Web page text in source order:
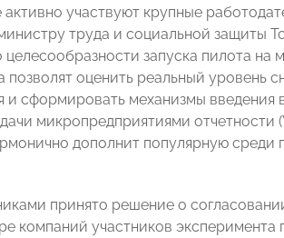
участвуют крупные
труда и социальной
запуска пилота на
позволят оценить реальный уровень
и сформировать механизмы введения
микропредприятиями
дополнит популярную среди
принято решение о
компаний участников эксперимента